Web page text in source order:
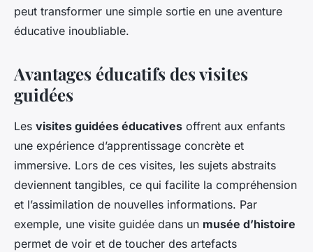
peut transformer une simple sortie en une aventure
éducative inoubliable.
Avantages éducatifs des visites
guidées
Les visites guidées éducatives offrent aux enfants
une expérience d’apprentissage concrète et
immersive. Lors de ces visites, les sujets abstraits
deviennent tangibles, ce qui facilite la compréhension
et l’assimilation de nouvelles informations. Par
exemple, une visite guidée dans un musée d’histoire
permet de voir et de toucher des artefacts